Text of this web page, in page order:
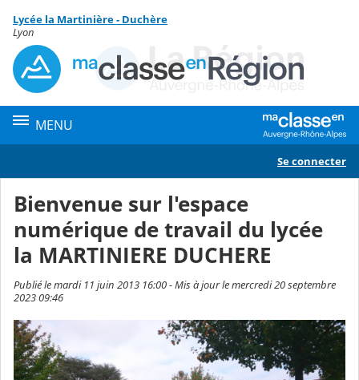
Contenu
Lycée la Martinière - Duchère
Lyon
MENU
Se connecter
Bienvenue sur l'espace
numérique de travail du lycée
la MARTINIERE DUCHERE
Publié le mardi 11 juin 2013 16:00 - Mis à jour le mercredi 20 septembre
2023 09:46